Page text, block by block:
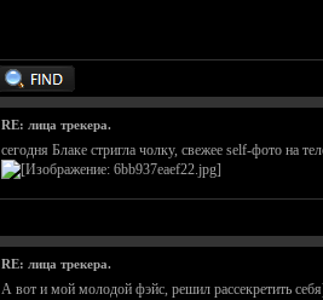
RE: лица трекера.
сегодня Блаке стригла чолку, свежее self-фото на
RE: лица трекера.
А вот и мой молодой фэйс, решил рассекретить